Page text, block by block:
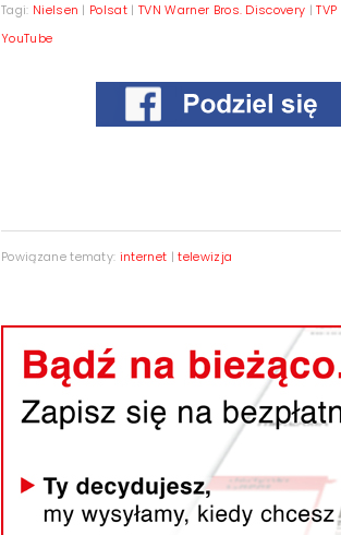
Tagi: Nielsen | Polsat |TVN Warner Bros. Discovery |TVP
YouTube
Powiązane tematy: internet |telewizja